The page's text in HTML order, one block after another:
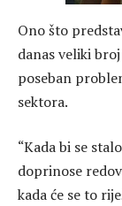
Ono što
danas veliki
poseban
sektora.
“Kada bi se
doprinose
kada će se to